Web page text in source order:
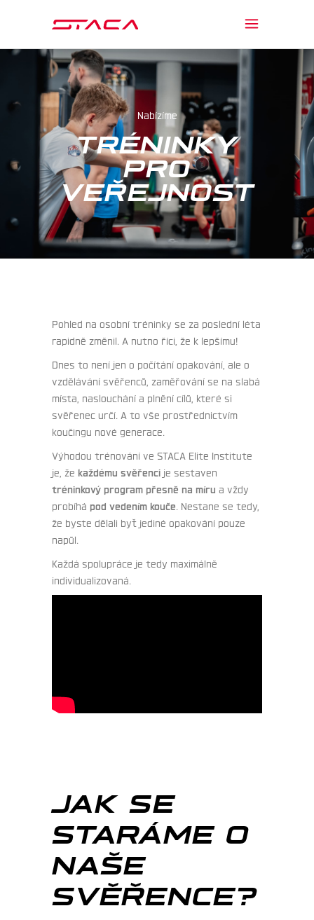
Nabízíme
TRÉNINKY
PRO
VEŘEJNOST
Pohled na osobní tréninky se za poslední léta
rapidně změnil. A nutno říci, že k lepšímu!
Dnes to není jen o počítání opakování, ale o
vzdělávání svěřenců, zaměřování se na slabá
místa, naslouchání a plnění cílů, které si
svěřenec určí. A to vše prostřednictvím
koučingu nové generace.
Výhodou trénování ve STACA Elite Institute
je, že každému svěřenci je sestaven
tréninkový program přesně na míru a vždy
probíhá pod vedením kouče . Nestane se tedy,
že byste dělali byť jediné opakování pouze
napůl.
Každá spolupráce je tedy maximálně
individualizovaná.
JAK SE
STARÁME O
NAŠE
SVĚŘENCE?